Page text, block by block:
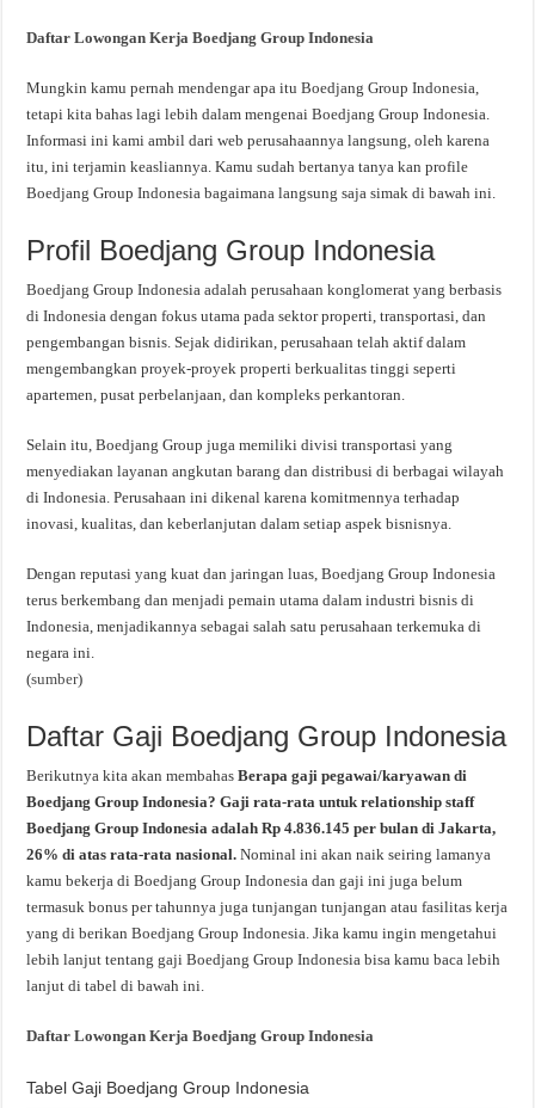
Daftar Lowongan Kerja Boedjang Group Indonesia
Mungkin kamu pernah mendengar apa itu Boedjang Group Indonesia,
tetapi kita bahas lagi lebih dalam mengenai Boedjang Group Indonesia.
Informasi ini kami ambil dari web perusahaannya langsung, oleh karena
itu, ini terjamin keasliannya. Kamu sudah bertanya tanya kan profile
Boedjang Group Indonesia bagaimana langsung saja simak di bawah ini.
Profil Boedjang Group Indonesia
Boedjang Group Indonesia adalah perusahaan konglomerat yang berbasis
di Indonesia dengan fokus utama pada sektor properti, transportasi, dan
pengembangan bisnis. Sejak didirikan, perusahaan telah aktif dalam
mengembangkan proyek-proyek properti berkualitas tinggi seperti
apartemen, pusat perbelanjaan, dan kompleks perkantoran.
Selain itu, Boedjang Group juga memiliki divisi transportasi yang
menyediakan layanan angkutan barang dan distribusi di berbagai wilayah
di Indonesia. Perusahaan ini dikenal karena komitmennya terhadap
inovasi, kualitas, dan keberlanjutan dalam setiap aspek bisnisnya.
Dengan reputasi yang kuat dan jaringan luas, Boedjang Group Indonesia
terus berkembang dan menjadi pemain utama dalam industri bisnis di
Indonesia, menjadikannya sebagai salah satu perusahaan terkemuka di
negara ini.
(sumber)
Daftar Gaji Boedjang Group Indonesia
Berikutnya kita akan membahasBerapa gaji pegawai/karyawan di
Boedjang Group Indonesia? Gaji rata-rata untuk relationship staff
Boedjang Group Indonesia adalah Rp 4.836.145 per bulan di Jakarta,
26% di atas rata-rata nasional.Nominal ini akan naik seiring lamanya
kamu bekerja di Boedjang Group Indonesia dan gaji ini juga belum
termasuk bonus per tahunnya juga tunjangan tunjangan atau fasilitas kerja
yang di berikan Boedjang Group Indonesia. Jika kamu ingin mengetahui
lebih lanjut tentang gaji Boedjang Group Indonesia bisa kamu baca lebih
lanjut di tabel di bawah ini.
Daftar Lowongan Kerja Boedjang Group Indonesia
Tabel Gaji Boedjang Group Indonesia